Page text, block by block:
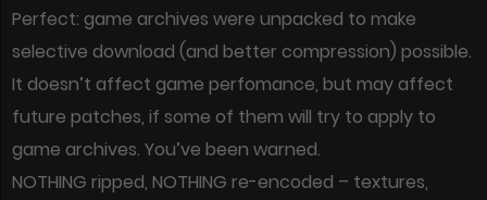
Perfect: game archives were unpacked to make
selective download (and better compression) possible.
It doesn’t affect game perfomance, but may affect
future patches, if some of them will try to apply to
game archives. You’ve been warned.
NOTHING ripped, NOTHING re-encoded – textures,